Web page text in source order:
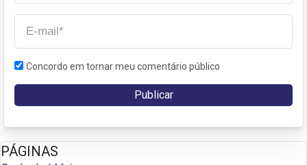
Concordo em tornar meu comentário público
PÁGINAS